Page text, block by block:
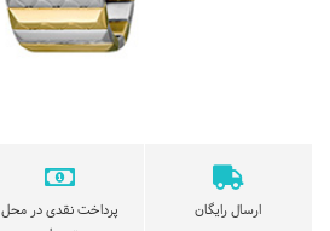
ارسال رایگان
پرداخت نقدی در محل